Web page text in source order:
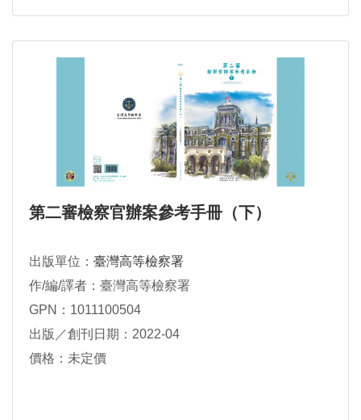
第二審檢察官辦案參考手冊（下）
出版單位： 臺灣高等檢察署
作/編/譯者：臺灣高等檢察署
GPN：1011100504
出版／創刊日期：2022-04
價格：未定價